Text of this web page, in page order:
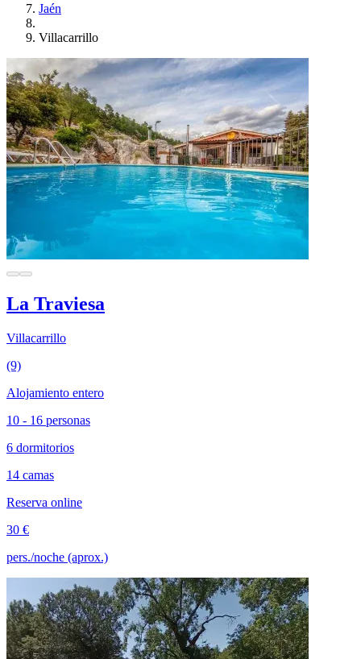
Jaén
Villacarrillo
La Traviesa
Villacarrillo
(9)
Alojamiento entero
10 - 16 personas
6 dormitorios
14 camas
Reserva online
30 €
pers./noche (aprox.)